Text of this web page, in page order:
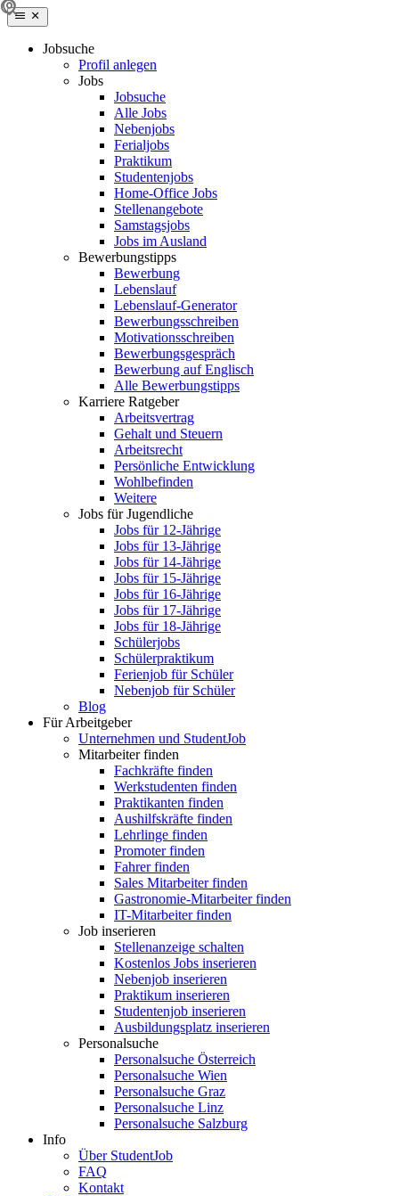
Jobsuche
Profil anlegen
Jobs
Jobsuche
Alle Jobs
Nebenjobs
Ferialjobs
Praktikum
Studentenjobs
Home-Office Jobs
Stellenangebote
Samstagsjobs
Jobs im Ausland
Bewerbungstipps
Bewerbung
Lebenslauf
Lebenslauf-Generator
Bewerbungsschreiben
Motivationsschreiben
Bewerbungsgespräch
Bewerbung auf Englisch
Alle Bewerbungstipps
Karriere Ratgeber
Arbeitsvertrag
Gehalt und Steuern
Arbeitsrecht
Persönliche Entwicklung
Wohlbefinden
Weitere
Jobs für Jugendliche
Jobs für 12-Jährige
Jobs für 13-Jährige
Jobs für 14-Jährige
Jobs für 15-Jährige
Jobs für 16-Jährige
Jobs für 17-Jährige
Jobs für 18-Jährige
Schülerjobs
Schülerpraktikum
Ferienjob für Schüler
Nebenjob für Schüler
Blog
Für Arbeitgeber
Unternehmen und StudentJob
Mitarbeiter finden
Fachkräfte finden
Werkstudenten finden
Praktikanten finden
Aushilfskräfte finden
Lehrlinge finden
Promoter finden
Fahrer finden
Sales Mitarbeiter finden
Gastronomie-Mitarbeiter finden
IT-Mitarbeiter finden
Job inserieren
Stellenanzeige schalten
Kostenlos Jobs inserieren
Nebenjob inserieren
Praktikum inserieren
Studentenjob inserieren
Ausbildungsplatz inserieren
Personalsuche
Personalsuche Österreich
Personalsuche Wien
Personalsuche Graz
Personalsuche Linz
Personalsuche Salzburg
Info
Über StudentJob
FAQ
Kontakt